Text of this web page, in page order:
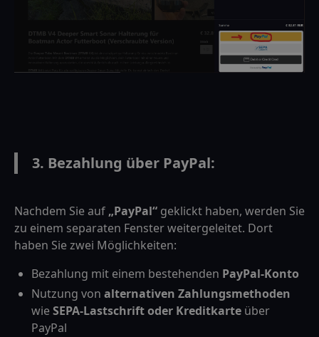
3. Bezahlung über PayPal:
Nachdem Sie auf „PayPal“ geklickt haben, werden Sie
zu einem separaten Fenster weitergeleitet. Dort
haben Sie zwei Möglichkeiten:
Bezahlung mit einem bestehenden PayPal-Konto
Nutzung von alternativen Zahlungsmethoden
wieSEPA-Lastschrift oder Kreditkarte über
PayPal